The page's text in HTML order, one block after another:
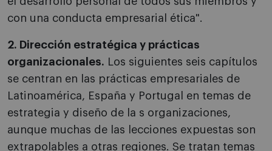
con una conducta empresarial ética".
2. Dirección estratégica y prácticas
organizacionales. Los siguientes seis capítulos
se centran en las prácticas empresariales de
Latinoamérica, España y Portugal en temas de
estrategia y diseño de la s organizaciones,
aunque muchas de las lecciones expuestas son
extrapolables a otras regiones. Se tratan temas